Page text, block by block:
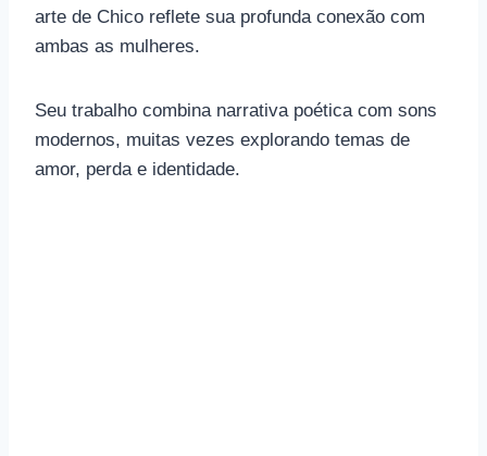
arte de Chico reflete sua profunda conexão com
ambas as mulheres.
Seu trabalho combina narrativa poética com sons
modernos, muitas vezes explorando temas de
amor, perda e identidade.